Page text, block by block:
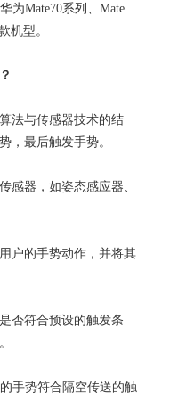
Mate70系列、Mate
机型。
与传感器技术的结
，最后触发手势。
器，如姿态感应器、
的手势动作，并将其
符合预设的触发条
势符合隔空传送的触